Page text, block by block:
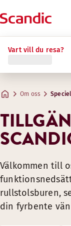
Vart vill du resa?
Om oss
Välkommen till
rullstolsburen,
din fyrbente
DESIGN
Konceptet
SMARTA
Hur kan en gäst
... OM DU
Rum för